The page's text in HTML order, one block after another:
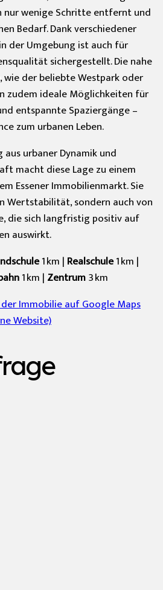
nur wenige Schritte entfernt und
Bedarf. Dank verschiedener
der Umgebung ist auch für
sichergestellt. Die nahe
wie der beliebte Westpark oder
zudem ideale Möglichkeiten für
entspannte Spaziergänge –
zum urbanen Leben.
urbaner Dynamik und
macht diese Lage zu einem
Essener Immobilienmarkt. Sie
Wertstabilität, sondern auch von
die sich langfristig positiv auf
auswirkt.
1 km | Realschule1 km |
1 km | Zentrum3 km
Immobilie auf Google Maps
Website)